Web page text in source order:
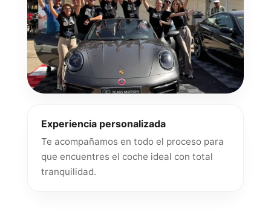
Experiencia personalizada
Te acompañamos en todo el proceso para
que encuentres el coche ideal con total
tranquilidad.